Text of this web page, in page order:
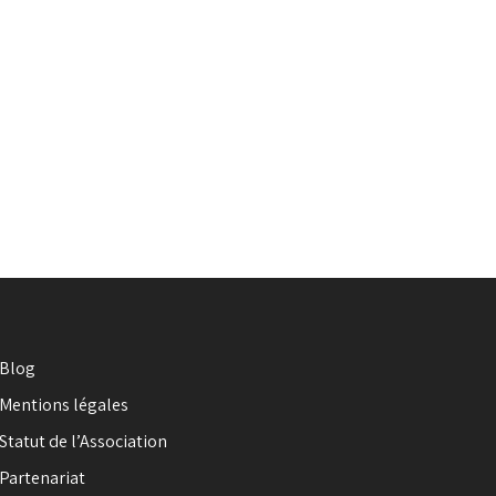
Blog
Mentions légales
Statut de l’Association
Partenariat